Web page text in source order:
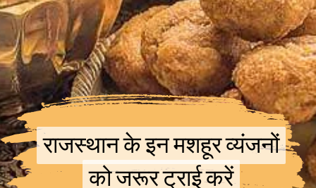
राजस्थान के इन मशहूर व्यंजनों
को जरूर ट्राई करें
राजस्थान के इन मशहूर व्यंजनों
को जरूर ट्राई करें